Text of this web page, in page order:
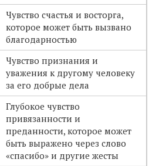
Чувство счастья и восторга,
которое может быть вызвано
благодарностью
Чувство признания и
уважения к другому человеку
за его добрые дела
Глубокое чувство
привязанности и
преданности, которое может
быть выражено через слово
«спасибо» и другие жесты